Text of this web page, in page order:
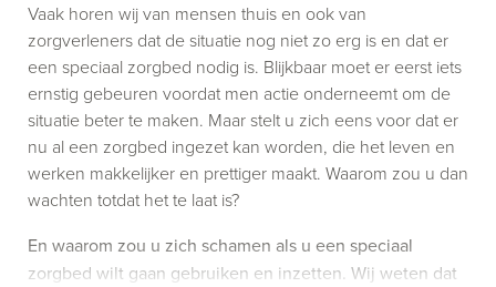
Vaak horen wij van mensen thuis en ook van
zorgverleners dat de situatie nog niet zo erg is en dat er
een speciaal zorgbed nodig is. Blijkbaar moet er eerst iets
ernstig gebeuren voordat men actie onderneemt om de
situatie beter te maken. Maar stelt u zich eens voor dat er
nu al een zorgbed ingezet kan worden, die het leven en
werken makkelijker en prettiger maakt. Waarom zou u dan
wachten totdat het te laat is?
En waarom zou u zich schamen als u een speciaal
zorgbed wilt gaan gebruiken en inzetten. Wij weten dat